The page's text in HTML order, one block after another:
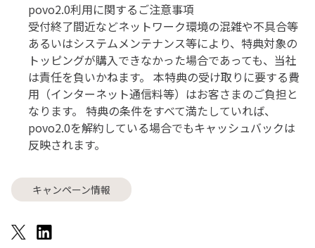
povo2.0利用に関するご注意事項
受付終了間近などネットワーク環境の混雑や不具合等
あるいはシステムメンテナンス等により、特典対象の
トッピングが購入できなかった場合であっても、当社
は責任を負いかねます。 本特典の受け取りに要する費
用（インターネット通信料等）はお客さまのご負担と
なります。 特典の条件をすべて満たしていれば、
povo2.0を解約している場合でもキャッシュバックは
反映されます。
キャンペーン情報